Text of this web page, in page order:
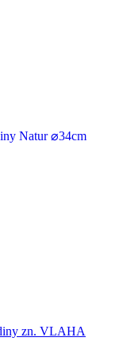
zn. VLAHA